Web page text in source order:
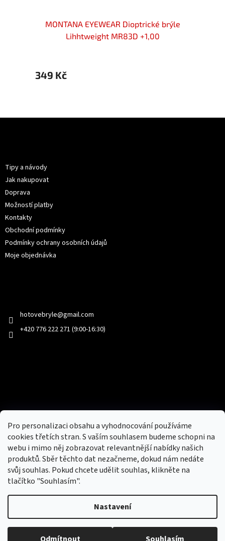
Pro personalizaci obsahu a vyhodnocování používáme
cookies třetích stran. S vaším souhlasem budeme schopni na
webu i mimo něj zobrazovat relevantnější nabídky našich
produktů. Sběr těchto dat nezačneme, dokud nám nedáte
svůj souhlas. Pokud chcete udělit souhlas, klikněte na
tlačítko "Souhlasím".
Nastavení
MONTANA EYEWEAR Dioptrické brýle
Lihhtweight MR83D +1,00
349 Kč
Tipy a návody
Jak nakupovat
Doprava
Možností platby
Kontakty
Obchodní podmínky
Podmínky ochrany osobních údajů
Moje objednávka
hotovebryle@gmail.com
+420 776 222 271 (9:00-16:30)
Nový obchod s batohy, cestovními zavazadly, tašky a peněženky
Copyright 2026hotovebryle.cz
. Všechna práva